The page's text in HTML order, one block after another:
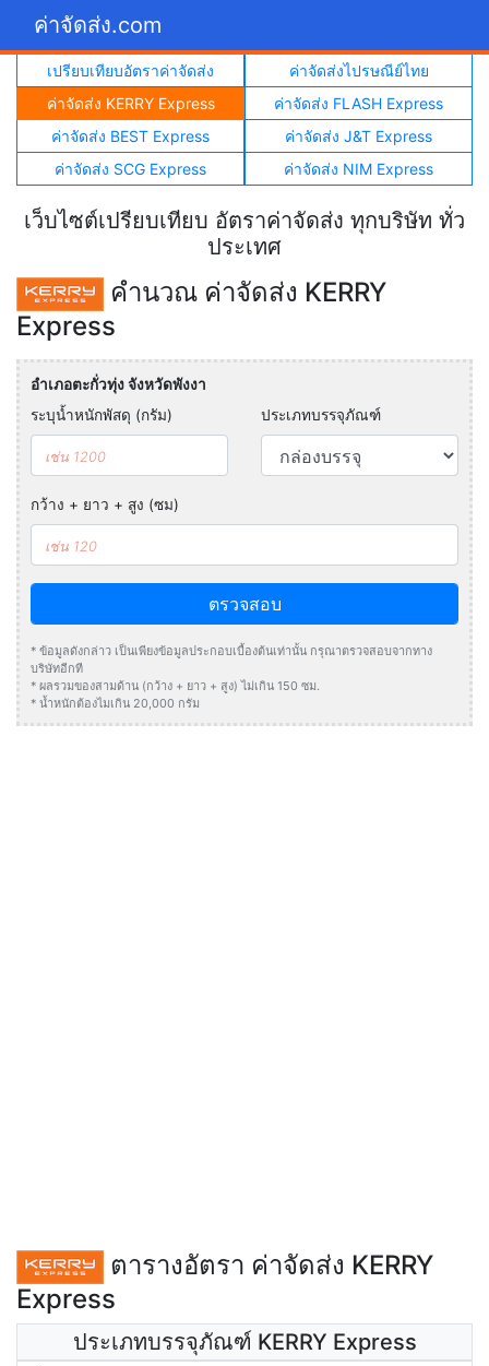
ค่าจัดส่ง.com
เปรียบเทียบอัตราค่าจัดส่ง
ค่าจัดส่งไปรษณีย์ไทย
ค่าจัดส่ง KERRY Express
ค่าจัดส่ง FLASH Express
ค่าจัดส่ง BEST Express
ค่าจัดส่ง J&T Express
ค่าจัดส่ง SCG Express
ค่าจัดส่ง NIM Express
เว็บไซต์เปรียบเทียบ อัตราค่าจัดส่ง ทุกบริษัท ทั่ว
ประเทศ
คำนวณ ค่าจัดส่ง KERRY
Express
อำเภอตะกั่วทุ่ง จังหวัดพังงา
ระบุน้ำหนักพัสดุ (กรัม)
ประเภทบรรจุภัณฑ์
กว้าง + ยาว + สูง (ซม)
ตรวจสอบ
* ข้อมูลดังกล่าว เป็นเพียงข้อมูลประกอบเบื้องต้นเท่านั้น กรุณาตรวจสอบจากทาง
บริษัทอีกที
* ผลรวมของสามด้าน (กว้าง + ยาว + สูง) ไม่เกิน 150 ซม.
* น้ำหนักต้องไมเกิน 20,000 กรัม
ตารางอัตรา ค่าจัดส่ง KERRY
Express
ประเภทบรรจุภัณฑ์ KERRY Express